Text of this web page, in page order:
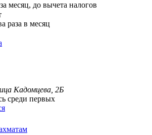
за месяц, до вычета налогов
раза в месяц
Кадомцева, 2Б
среди первых